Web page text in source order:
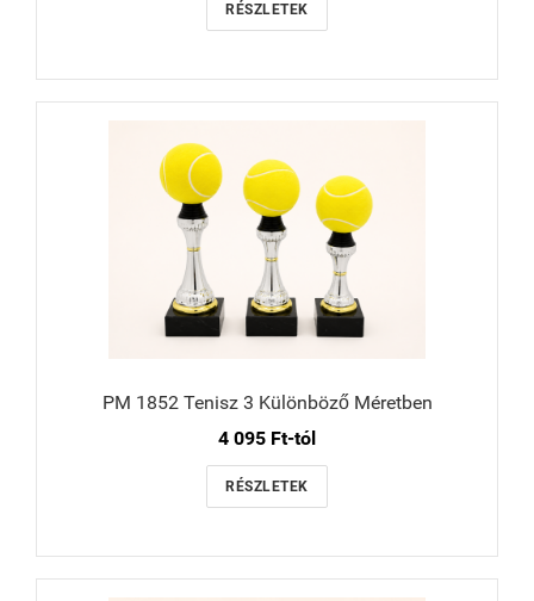
RÉSZLETEK
PM 1852 Tenisz 3 Különböző Méretben
4 095 Ft-tól
RÉSZLETEK